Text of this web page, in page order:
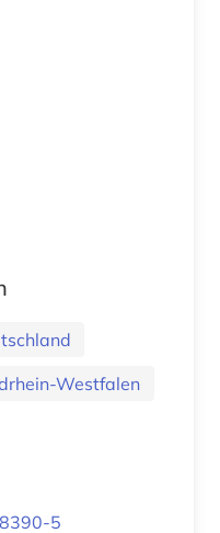
Westfalen
5